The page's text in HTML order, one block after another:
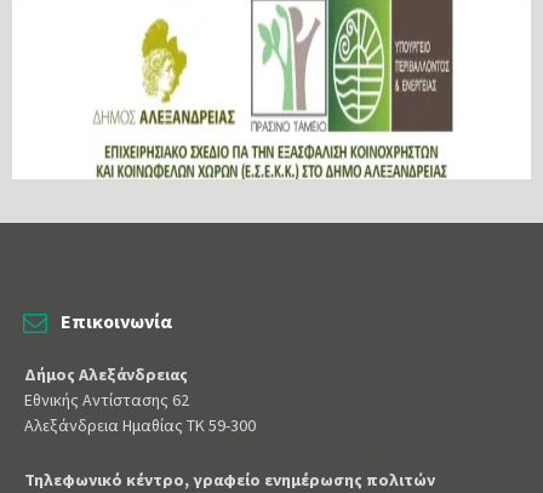
Επικοινωνία
Δήμος Αλεξάνδρειας
Εθνικής Αντίστασης 62
Αλεξάνδρεια Ημαθίας ΤΚ 59-300
Τηλεφωνικό κέντρο, γραφείο ενημέρωσης πολιτών